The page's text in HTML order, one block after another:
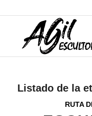
Listado de la
RUTA